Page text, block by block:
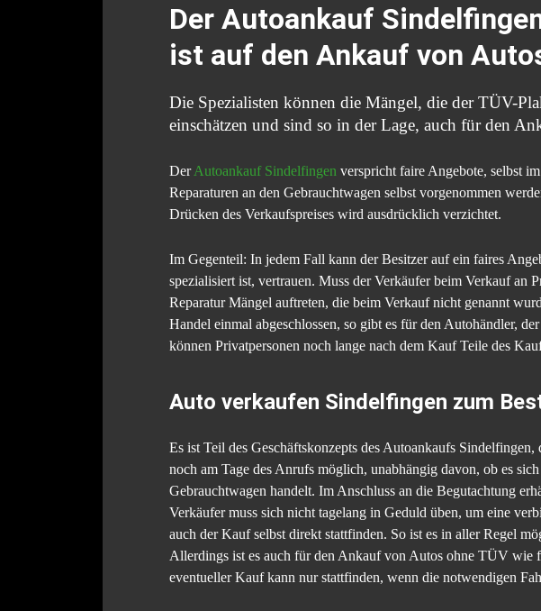
Der Autoankauf
ist auf den Ankauf von
Die Spezialisten können die Mängel, die der TÜV-
einschätzen und sind so in der Lage, auch für den
DerAutoankauf Sindelfingen verspricht faire Angebote, selbst
Reparaturen an den Gebrauchtwagen selbst vorgenommen
Drücken des Verkaufspreises wird ausdrücklich verzichtet.
Im Gegenteil: In jedem Fall kann der Besitzer auf ein faires
spezialisiert ist, vertrauen. Muss der Verkäufer beim Verkauf an
Reparatur Mängel auftreten, die beim Verkauf nicht genannt
Handel einmal abgeschlossen, so gibt es für den Autohändler,
können Privatpersonen noch lange nach dem Kauf Teile des
Auto verkaufen Sindelfingen zum
Es ist Teil des Geschäftskonzepts des Autoankaufs
noch am Tage des Anrufs möglich, unabhängig davon, ob es
Gebrauchtwagen handelt. Im Anschluss an die Begutachtung
Verkäufer muss sich nicht tagelang in Geduld üben, um eine
auch der Kauf selbst direkt stattfinden. So ist es in aller Regel
Allerdings ist es auch für den Ankauf von Autos ohne TÜV wie
eventueller Kauf kann nur stattfinden, wenn die notwendigen